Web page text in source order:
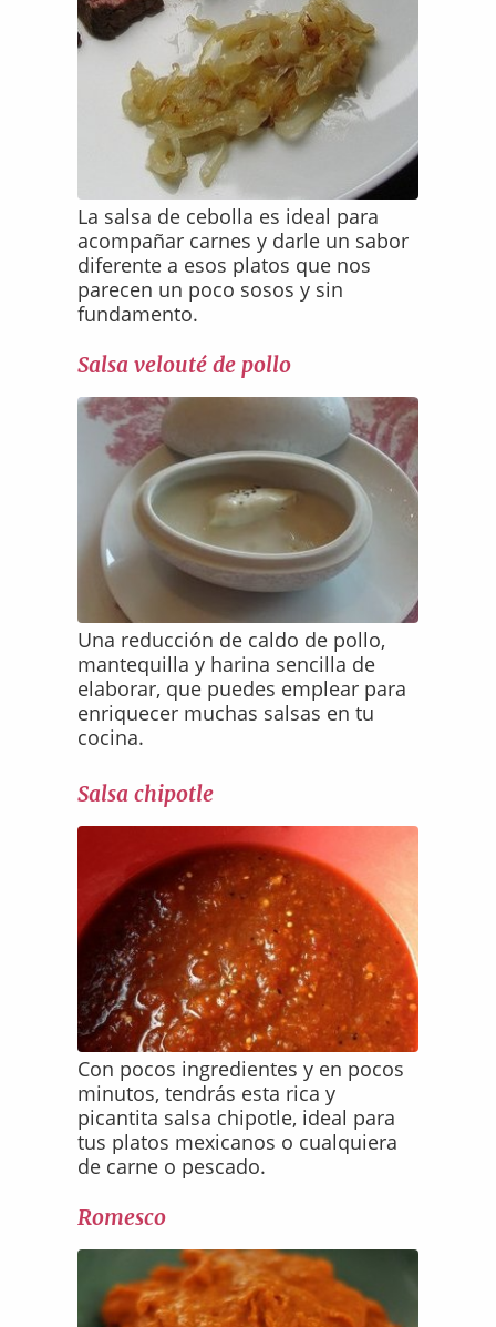
La salsa de cebolla es ideal para
acompañar carnes y darle un sabor
diferente a esos platos que nos
parecen un poco sosos y sin
fundamento.
Salsa velouté de pollo
Una reducción de caldo de pollo,
mantequilla y harina sencilla de
elaborar, que puedes emplear para
enriquecer muchas salsas en tu
cocina.
Salsa chipotle
Con pocos ingredientes y en pocos
minutos, tendrás esta rica y
picantita salsa chipotle, ideal para
tus platos mexicanos o cualquiera
de carne o pescado.
Romesco